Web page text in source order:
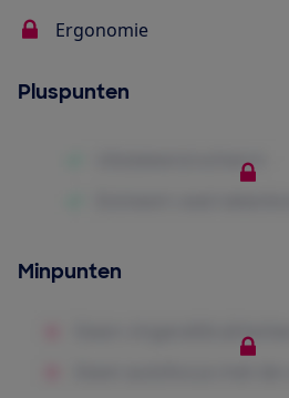
Ergonomie
Pluspunten
Minpunten